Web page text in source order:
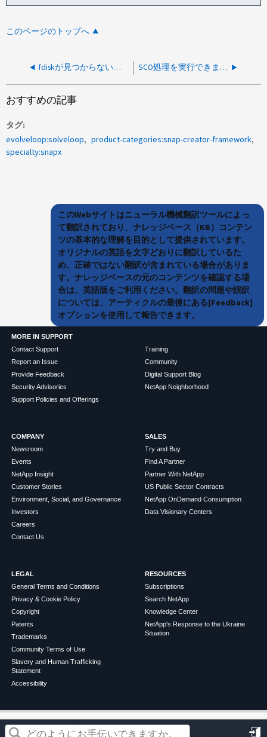
このページのトップへ
fdiskが見つからないため、SCVのルートパーティションサイズを変更できません SCO処理を実行できません-予期しないエラーです
この記事は役に立ちましたか？
おすすめの記事
タグ
evolveloop:solveloop
product-categories:snap-creator-framework
specialty:snapx
このWebサイトはニューラル機械翻訳ツールによっ
て翻訳されており、ナレッジベース（KB）コンテン
ツの基本的な理解を目的として提供されています。
オリジナルの英語を文字どおりに翻訳しているた
め、正確ではない翻訳が含まれている場合がありま
す。ナレッジベースの元のコンテンツを確認する場
合は、英語版をご利用ください。翻訳の問題や誤訳
については、アーティクルの最後にある[Feedback]
オプションを使用して報告できます。
MORE IN SUPPORT
Contact Support
Report an Issue
Provide Feedback
Security Advisories
Support Policies and Offerings
Training
Community
Digital Support Blog
NetApp Neighborhood
COMPANY
Newsroom
Events
NetApp Insight
Customer Stories
Environment, Social, and Governance
Investors
Careers
Contact Us
SALES
Try and Buy
Find A Partner
Partner With NetApp
US Public Sector Contracts
NetApp OnDemand Consumption
Data Visionary Centers
LEGAL
General Terms and Conditions
Privacy & Cookie Policy
Copyright
Patents
Trademarks
Community Terms of Use
Slavery and Human Trafficking
Statement
Accessibility
RESOURCES
Subscriptions
Search NetApp
Knowledge Center
NetApp's Response to the Ukraine
Situation
©2026NetApp English Terms of Use
Privacy Policy